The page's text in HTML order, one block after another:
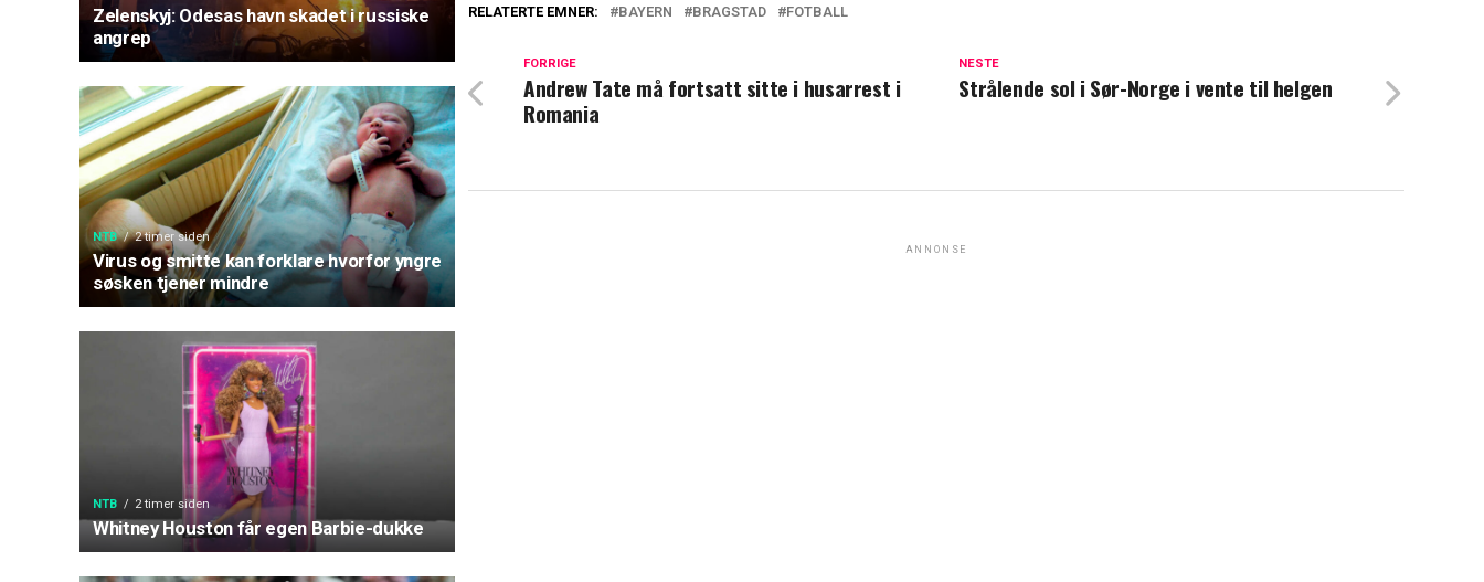
Zelenskyj: Odesas havn skadet i russiske
angrep
NTB 2 timer siden
Virus og smitte kan forklare hvorfor yngre
søsken tjener mindre
NTB 2 timer siden
Whitney Houston får egen Barbie-dukke
RELATERTE EMNER: BAYERN BRAGSTAD FOTBALL
NESTE
Strålende sol i Sør-Norge i vente til helgen
FORRIGE
Andrew Tate må fortsatt sitte i husarrest i
Romania
ANNONSE